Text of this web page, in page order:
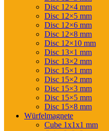
Disc 12×4 mm
Disc 12×5 mm
Disc 12×6 mm
Disc 12×8 mm
Disc 12×10 mm
Disc 13×1 mm
Disc 13×2 mm
Disc 15×1 mm
Disc 15×2 mm
Disc 15×3 mm
Disc 15×5 mm
Disc 15×8 mm
Würfelmagnete
Cube 1x1x1 mm